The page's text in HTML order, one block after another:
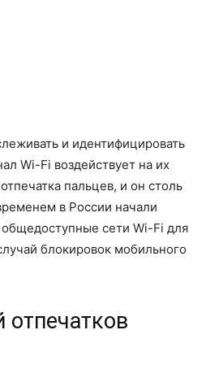
и идентифицировать
Wi-Fi воздействует на их
пальцев, и он столь
в России начали
общедоступные сети Wi-Fi для
блокировок мобильного
отпечатков